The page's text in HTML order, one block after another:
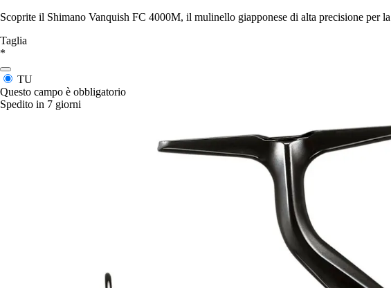
Scoprite il Shimano Vanquish FC 4000M, il mulinello giapponese di alta precisione per
Taglia
*
TU
Questo campo è obbligatorio
Spedito in 7 giorni